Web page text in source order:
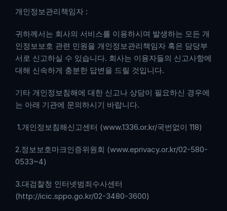
개인정보관리책임자 :
귀하께서는 회사의 서비스를 이용하시며 발생하는 모든 개
인정보보호 관련 민원을 개인정보관리책임자 혹은 담당부
서로 신고하실 수 있습니다. 회사는 이용자들의 신고사항에
대해 신속하게 충분한 답변을 드릴 것입니다.
기타 개인정보침해에 대한 신고나 상담이 필요하신 경우에
는 아래 기관에 문의하시기 바랍니다.
1.개인정보침해신고센터 (www.1336.or.kr/국번없이 118)
2.정보보호마크인증위원회 (www.eprivacy.or.kr/02-580-
0533~4)
3.대검찰청 인터넷범죄수사센터
(http://icic.sppo.go.kr/02-3480-3600)